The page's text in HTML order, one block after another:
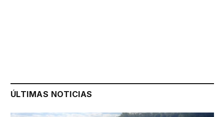
ÚLTIMAS NOTICIAS